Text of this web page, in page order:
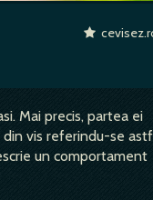
Mai precis, partea ei
din vis referindu-se
un comportament